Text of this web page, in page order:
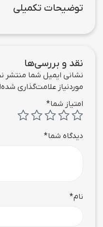
توضیحات تکمیلی
نقد و بررسی‌ها
نشانی ایمیل شما منتشر
موردنیاز علامت‌گذاری
امتیاز شما*
دیدگاه شما*
نام*